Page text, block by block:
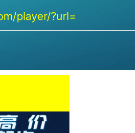
player/?url=